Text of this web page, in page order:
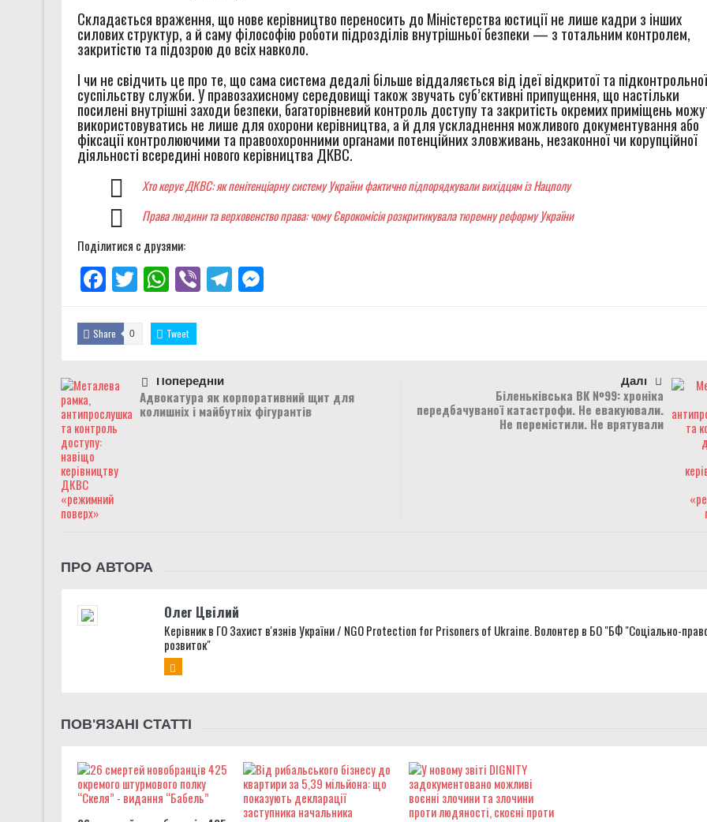
Складається враження, що нове керівництво переносить до Міністерства юстиції не лише кадри з інших
силових структур, а й саму філософію роботи підрозділів внутрішньої безпеки — з тотальним контролем,
закритістю та підозрою до всіх навколо.
І чи не свідчить це про те, що сама система дедалі більше віддаляється від ідеї відкритої та підконтрольної
суспільству служби. У правозахисному середовищі також звучать суб’єктивні припущення, що настільки
посилені внутрішні заходи безпеки, багаторівневий контроль доступу та закритість окремих приміщень
використовуватись не лише для охорони керівництва, а й для ускладнення можливого документування або
фіксації контролюючими та правоохоронними органами потенційних зловживань, незаконної чи корупційної
діяльності всередині нового керівництва ДКВС.
Хто керує ДКВС: як пенітенціарну систему України фактично підпорядкували вихідцям із Нацполу
Права людини та верховенство права: чому Єврокомісія розкритикувала тюремну реформу України
Поділитися с друзями:
Facebook
TwitterWhatsApp
ViberTelegramMessenger
Share 0 Tweet
Попередній
Адвокатура як корпоративний щит для
колишніх і майбутніх фігурантів
Далі
Біленьківська ВК №99: хроніка
передбачуваної катастрофи. Не евакуювали.
Не перемістили. Не врятували
ПРО АВТОРА
Олег Цвілий
Керівник в ГО Захист в'язнів України / NGO Protection for Prisoners of Ukraine. Волонтер в БО "БФ "Соціально-
розвиток"
ПОВ'ЯЗАНІ СТАТТІ